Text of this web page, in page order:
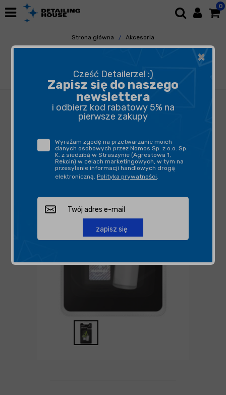
0
Strona główna
Akcesoria
Pozostałe Akcesoria
MAROLEX Zestaw Naprawczy Industry Ergo
Acid Line
×
Cześć Detailerze! :)
Zapisz się do naszego
newslettera
i odbierz kod rabatowy 5% na
pierwsze zakupy
Wyrażam zgodę na przetwarzanie moich
danych osobowych przez Nomos Sp. z o.o. Sp.
K. z siedzibą w Straszynie (Agrestowa 1,
Rekcin) w celach marketingowych, w tym na
przesyłanie informacji handlowych drogą
elektroniczną. Polityka prywatności.
zapisz się